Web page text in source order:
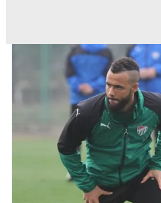
ziyaret edebilirsiniz.
6698 sayılı Kişisel Verilerin
hazırlanmış Aydınlatma Metnimizi
ilgili mevzuata uygun olarak
almak için lütfen
tıklayınız